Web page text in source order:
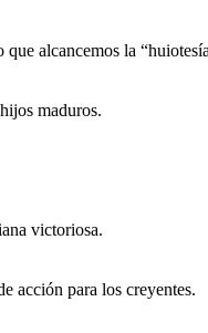
alcancemos la
maduros.
victoriosa.
acción para los creyentes.